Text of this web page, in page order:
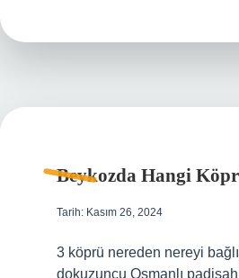
Beykozda Hangi
Tarih: Kasım 26, 2024
3 köprü nereden nereyi
dokuzuncu Osmanlı